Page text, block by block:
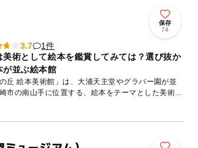
保存
74
3.7
1件
美術として絵本を鑑賞してみては？選び抜か
が並ぶ絵本館
の丘 絵本美術館」は、大浦天主堂やグラバー園が並
市の南山手に位置する、絵本をテーマとした美術